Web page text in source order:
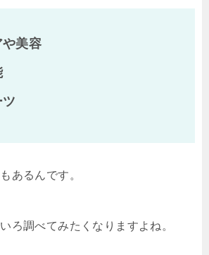
美容
あるんです。
ろ調べてみたくなりますよね。